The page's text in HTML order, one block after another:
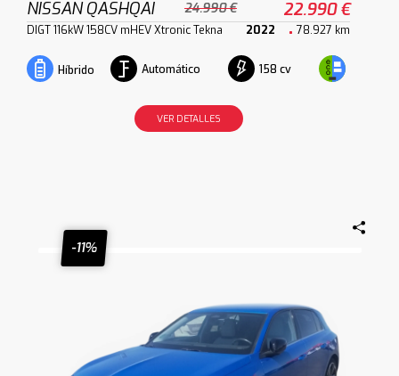
NISSAN QASHQAI 24.990 € 22.990 €
DIGT 116kW 158CV mHEV Xtronic Tekna 2022 78.927 km
Híbrido Automático 158 cv
VER DETALLES
-11%